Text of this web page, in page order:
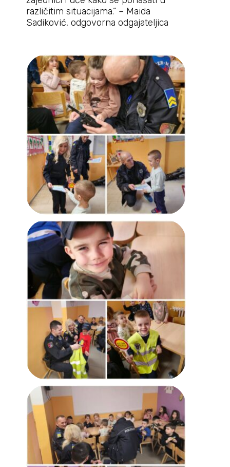
različitim situacijama.” – Maida
Sadiković, odgovorna odgajateljica